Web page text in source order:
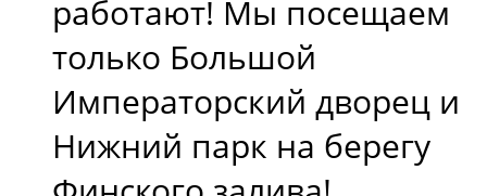
работают! Мы посещаем
только Большой
Императорский дворец и
Нижний парк на берегу